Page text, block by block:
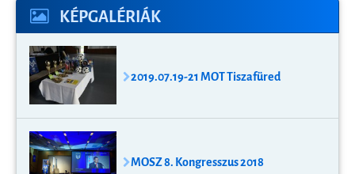
KÉPGALÉRIÁK
2019.07.19-21 MOT Tiszafüred
MOSZ 8. Kongresszus 2018